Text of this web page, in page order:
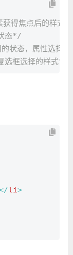
得焦点后的样式
态*/
的状态，属性选
框选择的样式*/
li>